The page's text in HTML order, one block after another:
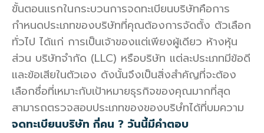
ขั้นตอนแรกในกระบวนการจดทะเบียนบริษัทคือการ
กำหนดประเภทของบริษัทที่คุณต้องการจัดตั้ง ตัวเลือก
ทั่วไป ได้แก่ การเป็นเจ้าของแต่เพียงผู้เดียว ห้างหุ้น
ส่วน บริษัทจำกัด (LLC) หรือบริษัท แต่ละประเภทมีข้อดี
และข้อเสียในตัวเอง ดังนั้นจึงเป็นสิ่งสำคัญที่จะต้อง
เลือกชื่อที่เหมาะกับเป้าหมายธุรกิจของคุณมากที่สุด
สามารถตรวจสอบประเภทของของบริษํทได้ที่บมความ
จดทะเบียนบริษัท กี่คน ? วันนี้มีคำตอบ